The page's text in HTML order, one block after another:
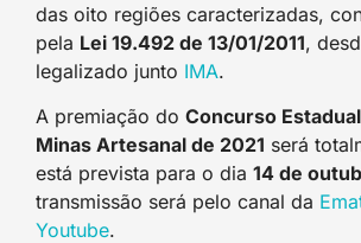
das oito regiões caracterizadas,
pela Lei 19.492 de 13/01/2011,
legalizado junto IMA.
A premiação do Concurso
Minas Artesanal de 2021 será
está prevista para o dia 14 de
transmissão será pelo canal da
Youtube.